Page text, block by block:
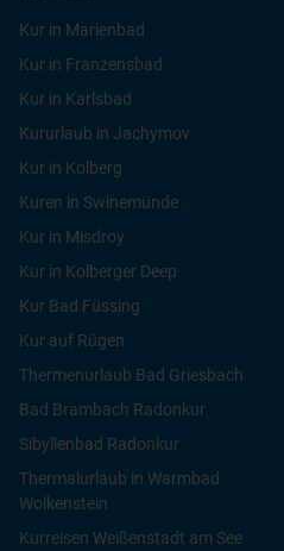
Kur in Marienbad
Kur in Franzensbad
Kur in Karlsbad
Kururlaub in Jachymov
Kur in Kolberg
Kuren in Swinemünde
Kur in Misdroy
Kur in Kolberger Deep
Kur Bad Füssing
Kur auf Rügen
Thermenurlaub Bad Griesbach
Bad Brambach Radonkur
Sibyllenbad Radonkur
Thermalurlaub in Warmbad
Wolkenstein
Kurreisen Weißenstadt am See